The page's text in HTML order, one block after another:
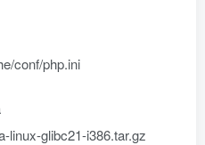
conf/php.ini
linux-glibc21-i386.tar.gz